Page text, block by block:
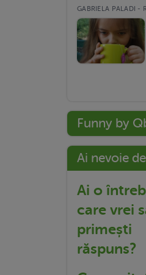
GABRIELA PALADI -
Funny by
Ai nevoie
Ai o
care vrei
primești
răspuns?